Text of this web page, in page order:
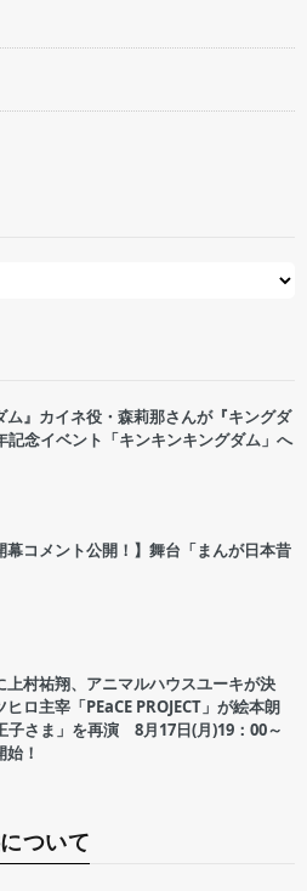
ム』カイネ役・森莉那さんが『キングダ
記念イベント「キンキンキングダム」へ
幕コメント公開！】舞台「まんが日本昔
上村祐翔、アニマルハウスユーキが決
ロ主宰「PEaCE PROJECT」が絵本朗
子さま」を再演 8月17日(月)19：00～
！
ついて